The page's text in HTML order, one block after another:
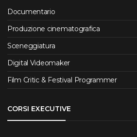
Documentario
Produzione cinematografica
Sceneggiatura
Digital Videomaker
Film Critic & Festival Programmer
CORSI EXECUTIVE